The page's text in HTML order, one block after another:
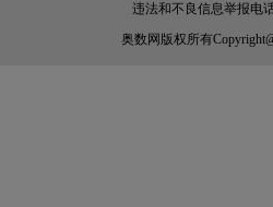
违法和不良信息举报电
奥数网 版权所有